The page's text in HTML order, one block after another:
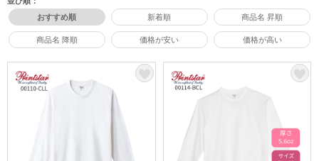
おすすめ順
新着順 商品名 昇順
商品名 降順 価格が安い 価格が高い